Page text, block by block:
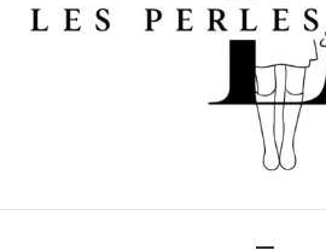
Les perles de Léa